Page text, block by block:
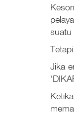
suatu
Jika